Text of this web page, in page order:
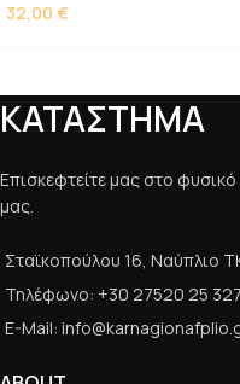
32,00 €
ΚΑΤΑΣΤΗΜΑ
Επισκεφτείτε μας στο
μας.
Σταϊκοπούλου 16, Ναύπλιο
Τηλέφωνο: +30 27520 25 327
E-Mail: